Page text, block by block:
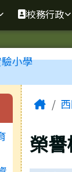
實驗
校務行政
主
榮